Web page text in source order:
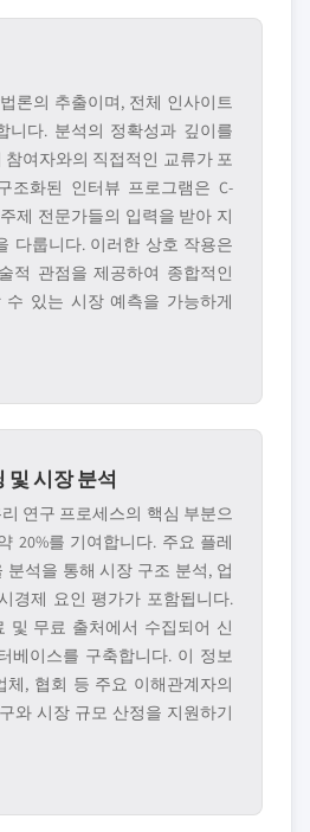
론의 추출이며, 전체 인사이트
니다. 분석의 정확성과 깊이를
여자와의 직접적인 교류가 포
조화된 인터뷰 프로그램은 C-
제 전문가들의 입력을 받아 지
다룹니다. 이러한 상호 작용은
적 관점을 제공하여 종합적인
수 있는 시장 예측을 가능하게
및 시장 분석
연구 프로세스의 핵심 부분으
20%를 기여합니다. 주요 플레
분석을 통해 시장 구조 분석, 업
경제 요인 평가가 포함됩니다.
및 무료 출처에서 수집되어 신
베이스를 구축합니다. 이 정보
체, 협회 등 주요 이해관계자의
와 시장 규모 산정을 지원하기